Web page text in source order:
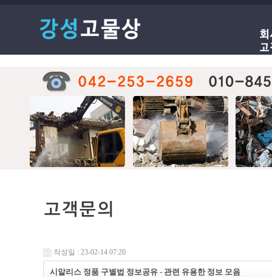
작성일 : 23-02-14 07:20
시알리스 정품 구별법 정보공유 - 관련 유용한 정보 모음